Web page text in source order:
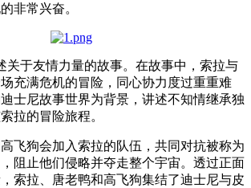
非常兴奋。
关于友情力量的故事。在故事中，索拉与
充满危机的冒险，同心协力度过重重难
士尼故事世界为背景，讲述不知情继承独
拉的冒险旅程。
飞狗会加入索拉的队伍，共同对抗被称为
阻止他们侵略并夺走整个宇宙。透过正面
索拉、唐老鸭和高飞狗集结了迪士尼与皮